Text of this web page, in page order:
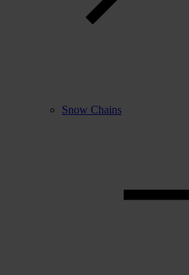
Snow Chains